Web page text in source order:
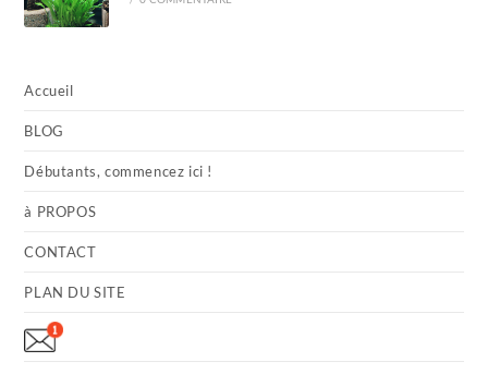
Accueil
BLOG
Débutants, commencez ici !
à PROPOS
CONTACT
PLAN DU SITE